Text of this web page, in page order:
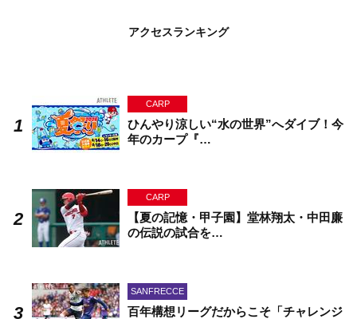
アクセスランキング
CARP
ひんやり涼しい“水の世界”へダイブ！今
年のカープ『…
CARP
【夏の記憶・甲子園】堂林翔太・中田廉
の伝説の試合を…
SANFRECCE
百年構想リーグだからこそ「チャレンジ